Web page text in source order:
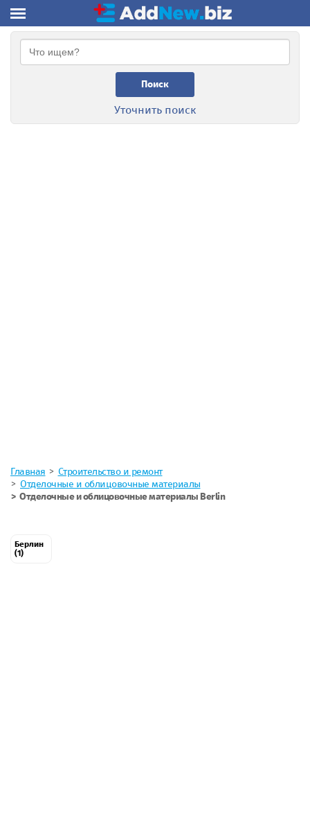
Поиск
Уточнить поиск
Главная
Строительство и ремонт
Отделочные и облицовочные материалы
Отделочные и облицовочные материалы Berlin
Берлин
(1)